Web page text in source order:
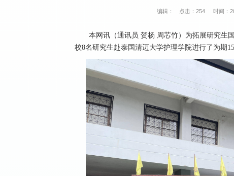
编辑： 点击：254 时间：
本网讯（通讯员 贺杨 周芯竹）为拓展研究生
校8名研究生赴泰国清迈大学护理学院进行了为期